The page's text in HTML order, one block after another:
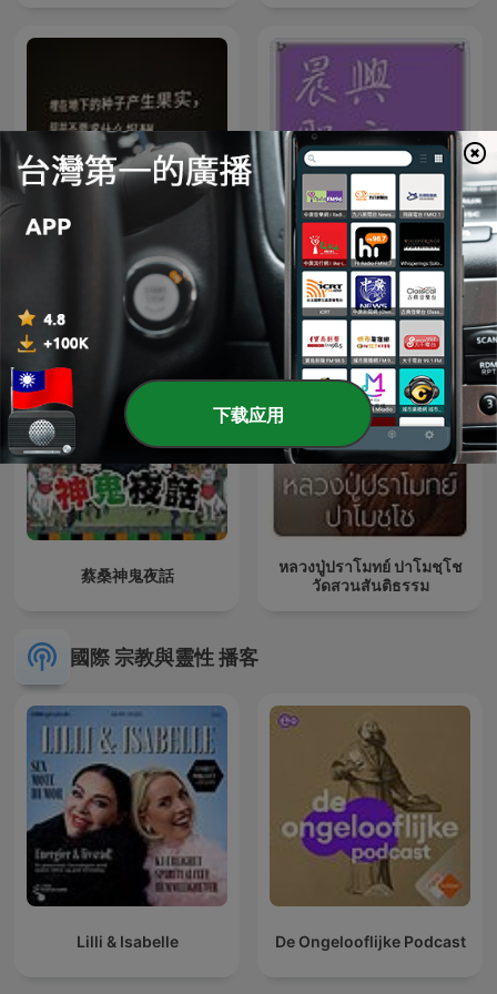
《纳瓦尔宝典》
晨興聖言行動數位廣播
PODCAST
蔡桑神鬼夜話
หลวงปู่ปราโมทย์ ปาโมชฺโช
วัดสวนสันติธรรม
國際 宗教與靈性 播客
Lilli & Isabelle De Ongelooflijke Podcast
下载应用